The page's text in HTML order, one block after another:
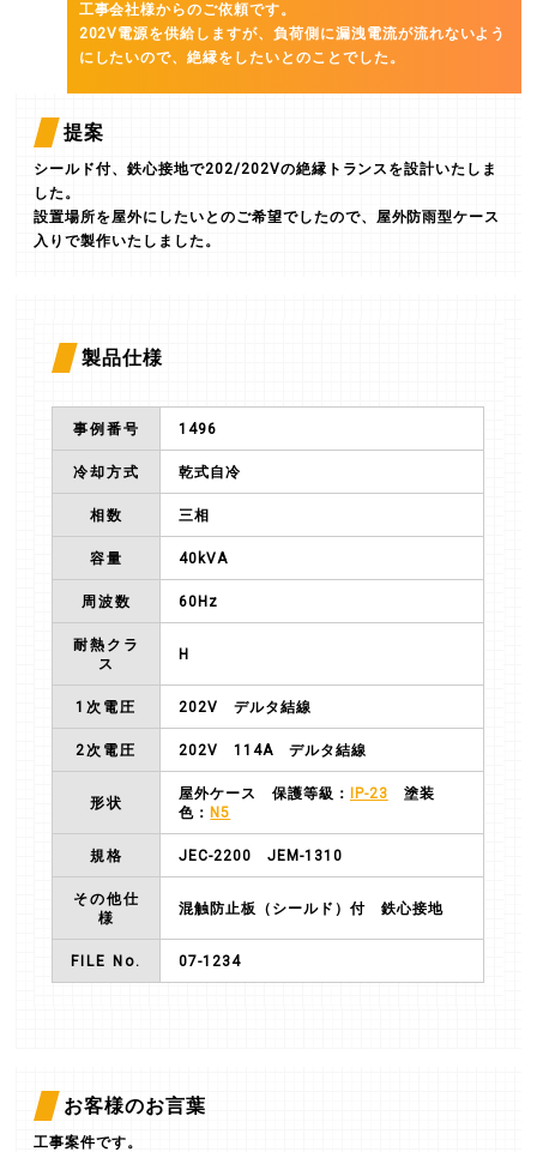
工事会社様からのご依頼です。
202V電源を供給しますが、負荷側に漏洩電流が流れないよう
にしたいので、絶縁をしたいとのことでした。
提案
シールド付、鉄心接地で202/202Vの絶縁トランスを設計いたしま
した。
設置場所を屋外にしたいとのご希望でしたので、屋外防雨型ケース
入りで製作いたしました。
製品仕様
事例番号 1496
冷却方式 乾式自冷
相数 三相
容量 40kVA
周波数 60Hz
耐熱クラ
ス
H
1次電圧 202V デルタ結線
2次電圧 202V 114A デルタ結線
形状
屋外ケース 保護等級： IP-23 塗装
色： N5
規格 JEC-2200 JEM-1310
その他仕
様
混触防止板（シールド）付 鉄心接地
FILE No. 07-1234
お客様のお言葉
工事案件です。